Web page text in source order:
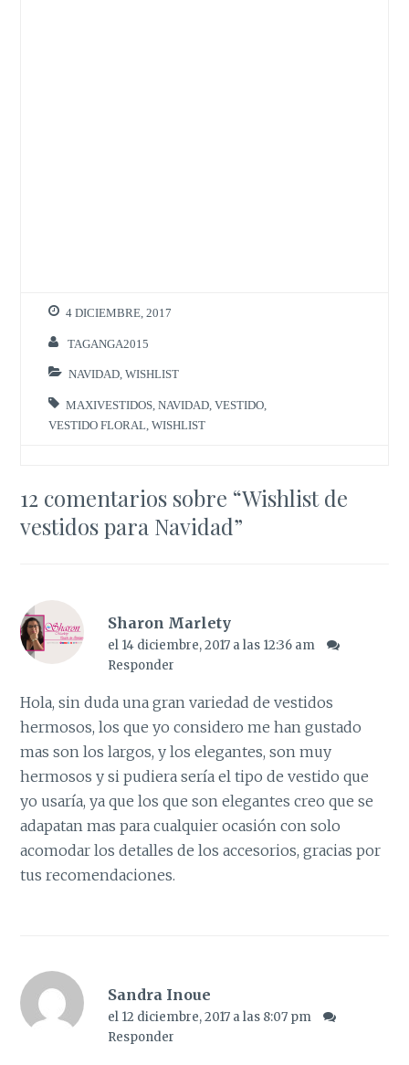
4 DICIEMBRE, 2017
TAGANGA2015
NAVIDAD ,WISHLIST
MAXIVESTIDOS ,NAVIDAD ,VESTIDO
VESTIDO FLORAL
,WISHLIST
12 comentarios sobre “Wishlist de
vestidos para Navidad”
Sharon Marlety
el 14 diciembre, 2017 a las 12:36 am
Responder
Hola, sin duda una gran variedad de vestidos
hermosos, los que yo considero me han gustado
mas son los largos, y los elegantes, son muy
hermosos y si pudiera sería el tipo de vestido que
yo usaría, ya que los que son elegantes creo que se
adapatan mas para cualquier ocasión con solo
acomodar los detalles de los accesorios, gracias por
tus recomendaciones.
Sandra Inoue
el 12 diciembre, 2017 a las 8:07 pm
Responder